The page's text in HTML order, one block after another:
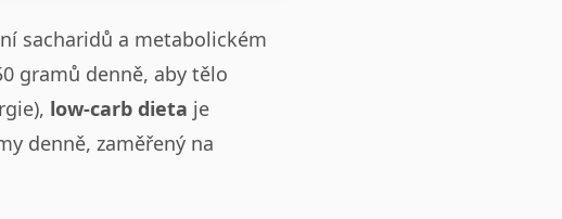
sacharidů a metabolickém
gramů denně, aby tělo
low-carb dieta je
denně, zaměřený na